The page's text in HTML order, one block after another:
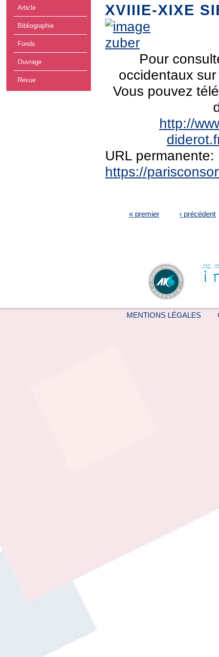
Article
Bibliographie
Fonds
Ouvrage
Revue
XVIIIE-XIXE
Pour
occidentaux
Vous pouvez
http://
URL permanente:
https://
« premier ‹ précédent
MENTIONS LÉGALES